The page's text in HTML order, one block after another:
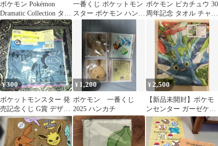
ポケモン Pokémon
Dramatic Collection タオ
ル
一番くじ ポケットモン
スター ポケモン ハンド
タオル パルデア地方 ま
とめ売り
ポケモン ピカチュウ 30
周年記念 タオル チャー
ム 限定品 公式正規品
¥300
ポケットモンスター 発
売記念くじ G賞 デザイ
ンタオル
¥ 1,200
ポケモン 一番くじ
2025 ハンカチ
¥2,500
【新品未開封】ポケモ
ンセンター ガーゼケッ
ト BUG OUT! お昼寝ケ
ット